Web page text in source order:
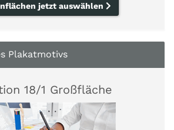
jetzt auswählen
Plakatmotivs
18/1 Großfläche